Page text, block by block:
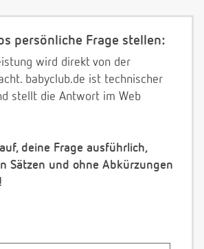
persönliche Frage stellen:
wird direkt von der
babyclub.de ist technischer
stellt die Antwort im Web
deine Frage ausführlich,
Sätzen und ohne Abkürzungen